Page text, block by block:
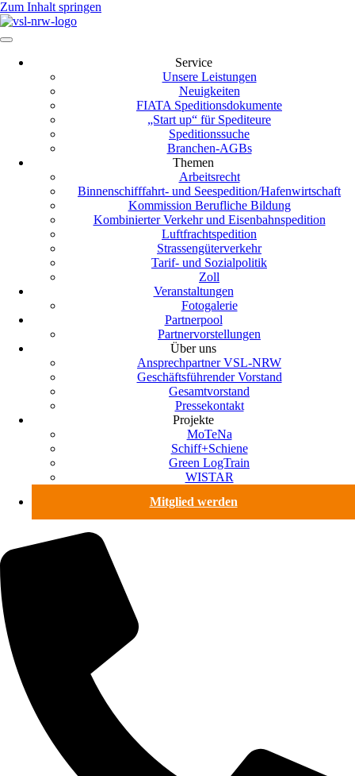
Zum Inhalt springen
Service
Unsere Leistungen
Neuigkeiten
FIATA Speditionsdokumente
„Start up“ für Spediteure
Speditionssuche
Branchen-AGBs
Themen
Arbeitsrecht
Binnenschifffahrt- und Seespedition/Hafenwirtschaft
Kommission Berufliche Bildung
Kombinierter Verkehr und Eisenbahnspedition
Luftfrachtspedition
Strassengüterverkehr
Tarif- und Sozialpolitik
Zoll
Veranstaltungen
Fotogalerie
Partnerpool
Partnervorstellungen
Über uns
Ansprechpartner VSL-NRW
Geschäftsführender Vorstand
Gesamtvorstand
Pressekontakt
Projekte
MoTeNa
Schiff+Schiene
Green LogTrain
WISTAR
Mitglied werden